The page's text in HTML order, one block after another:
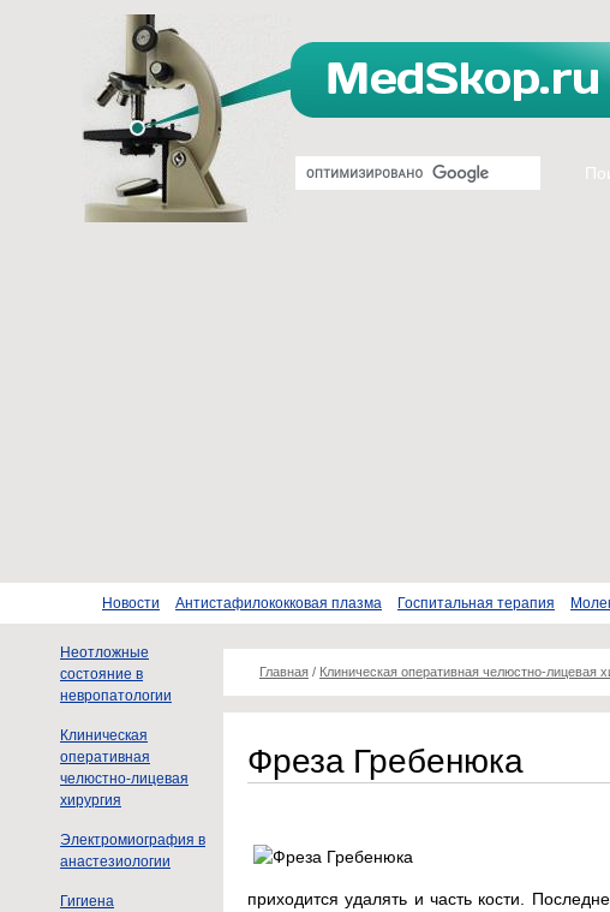
Новости Антистафилококковая плазма Госпитальная терапия
Неотложные
состояние в
невропатологии
Клиническая
оперативная
челюстно-лицевая
хирургия
Электромиография в
анастезиологии
Гигиена
Главная / Клиническая оперативная челюстно-лицевая
Фреза Гребенюка
приходится удалять и часть кости.